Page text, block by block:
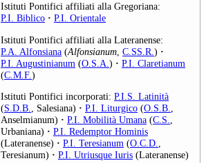
Istituti Pontifici affiliati alla Gregoriana:
P.I. Biblico · P.I. Orientale
Istituti Pontifici affiliati alla Lateranense:
P.A. Alfonsiana (Alfonsianum C.SS.R. ) ·
P.I. Augustinianum (O.S.A. ) · P.I. Claretianum
(C.M.F.)
Istituti Pontifici incorporati: P.I.S. Latinità
(S.D.B., Salesiana) · P.I. Liturgico (O.S.B.,
Anselmianum) · P.I. Mobilità Umana (C.S.,
Urbaniana) · P.I. Redemptor Hominis
(Lateranense) · P.I. Teresianum (O.C.D.,
Teresianum) · P.I. Utriusque Iuris (Lateranense)